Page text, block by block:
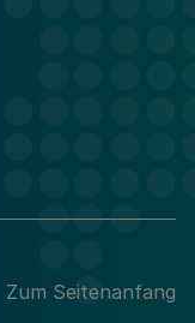
Zum Seitenanfang